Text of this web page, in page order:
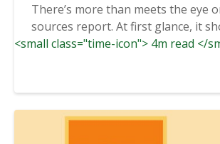
There’s more than meets the eye
sources report. At first glance, it
<small class="time-icon"> 4m read </